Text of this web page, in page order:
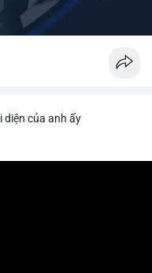
của anh ấy